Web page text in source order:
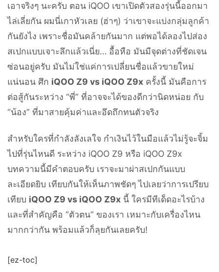
เอาจริงๆ นะครับ ตอน iQOO เขาเปิดตัวสองรุ่นนี้ออกมา
ไล่เลี่ยกัน ผมนี่เกาหัวเลย (ฮ่าๆ) ว่าเขาจะแบ่งกลุ่มลูกค้า
กันยังไง เพราะชื่อมันคล้ายกันมาก แต่พอได้ลองไปส่อง
สเปกแบบเจาะลึกแล้วเนี่ย… อื้อหือ มันมีจุดต่างที่ชัดเจน
ซ่อนอยู่ครับ มันไม่ใช่แค่การเปลี่ยนชื่อแล้วขายใหม่
แน่นอน ศึก iQOO Z9 vs iQOO Z9x ครั้งนี้ มันคือการ
ต่อสู้กันระหว่าง “พี่” ที่อาจจะได้ของดีกว่านิดหน่อย กับ
“น้อง” ที่มาสายคุ้มค่าและอึดถึกทนตัวจริง
สำหรับใครที่กำลังลังเลใจ กำเงินไว้ในมือแล้วไม่รู้จะจิ้ม
ไปที่รุ่นไหนดี ระหว่าง iQOO Z9 หรือ iQOO Z9x
บทความนี้มีคำตอบครับ เราจะมาผ่าสเปกกันแบบ
ละเอียดยิบ เทียบกันให้เห็นภาพชัดๆ ไปเลยว่าการเปรียบ
เทียบ iQOO Z9 vs iQOO Z9x นี้ ใครมีทีเด็ดอะไรบ้าง
และที่สำคัญคือ “ตัวตน” ของเรา เหมาะกับเครื่องไหน
มากกว่ากัน พร้อมแล้วก็ลุยกันเลยครับ!
[ez-toc]